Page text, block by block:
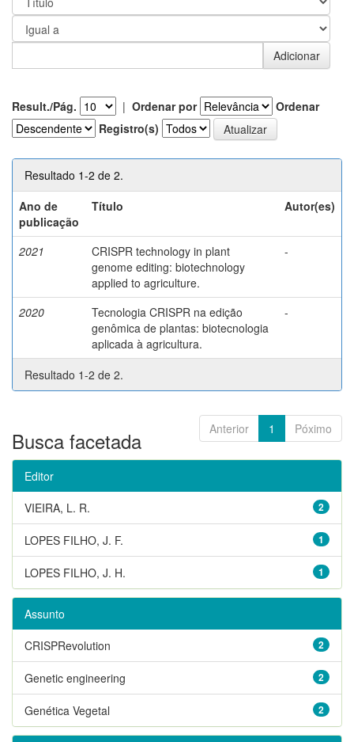
Result./Pág. | Ordenar por
Ordenar
Registro(s)
Resultado 1-2 de 2.
Ano de
publicação
Título Autor(es)
2021
CRISPR technology in plant
genome editing: biotechnology
applied to agriculture.
-
2020
Tecnologia CRISPR na edição
genômica de plantas: biotecnologia
aplicada à agricultura.
-
Resultado 1-2 de 2.
Anterior 1 Póximo
Busca facetada
Editor
2
VIEIRA, L. R.
1
LOPES FILHO, J. F.
1
LOPES FILHO, J. H.
Assunto
2
CRISPRevolution
2
Genetic engineering
2
Genética Vegetal